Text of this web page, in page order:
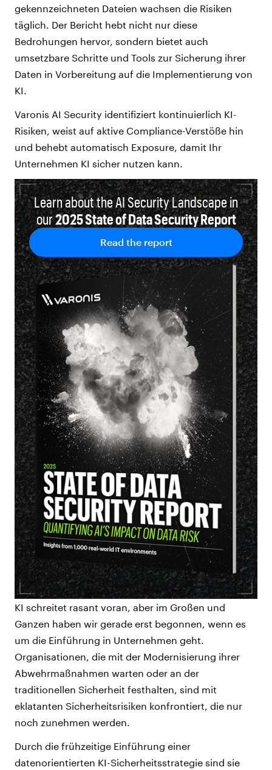
gekennzeichneten Dateien wachsen die Risiken
täglich. Der Bericht hebt nicht nur diese
Bedrohungen hervor, sondern bietet auch
umsetzbare Schritte und Tools zur Sicherung ihrer
Daten in Vorbereitung auf die Implementierung von
KI.
Varonis AI Security identifiziert kontinuierlich KI-
Risiken, weist auf aktive Compliance-Verstöße hin
und behebt automatisch Exposure, damit Ihr
Unternehmen KI sicher nutzen kann.
Learn about the AI Security Landscape in
our2025 State of Data Security Report
Read the report
KI schreitet rasant voran, aber im Großen und
Ganzen haben wir gerade erst begonnen, wenn es
um die Einführung in Unternehmen geht.
Organisationen, die mit der Modernisierung ihrer
Abwehrmaßnahmen warten oder an der
traditionellen Sicherheit festhalten, sind mit
eklatanten Sicherheitsrisiken konfrontiert, die nur
noch zunehmen werden.
Durch die frühzeitige Einführung einer
datenorientierten KI-Sicherheitsstrategie sind sie